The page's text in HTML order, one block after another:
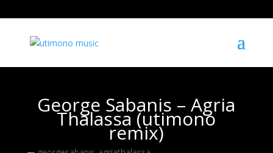
George Sabanis – Agria
Thalassa (utimono
remix)